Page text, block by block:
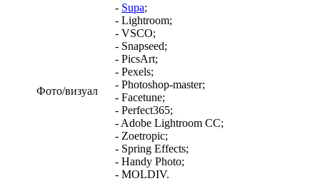
Фото/визуал
- Supa;
- Lightroom;
- VSCO;
- Snapseed;
- PicsArt;
- Pexels;
- Photoshop-master;
- Facetune;
- Perfect365;
- Adobe Lightroom CC;
- Zoetropic;
- Spring Effects;
- Handy Photo;
- MOLDIV.